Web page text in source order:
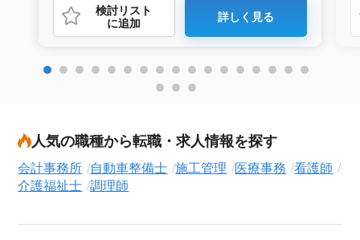
検討リスト
に追加
詳しく見る
人気の職種から転職・求人情報を探す
会計事務所 自動車整備士 施工管理 医療事務
看護師
介護福祉士
調理師